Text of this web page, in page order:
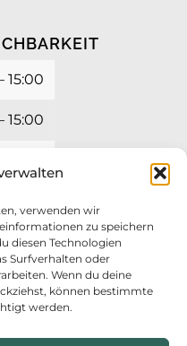
verwenden wir
zu speichern
diesen Technologien
Surfverhalten oder
Wenn du deine
können bestimmte
werden.
15:00
15:00
12:00